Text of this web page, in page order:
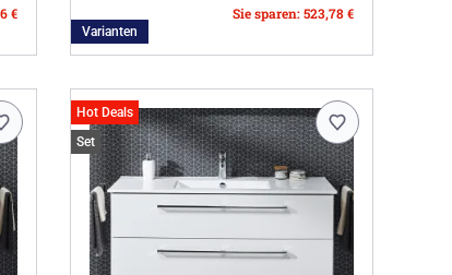
€ Sie sparen: 523,78 €
Varianten
Hot Deals
Set